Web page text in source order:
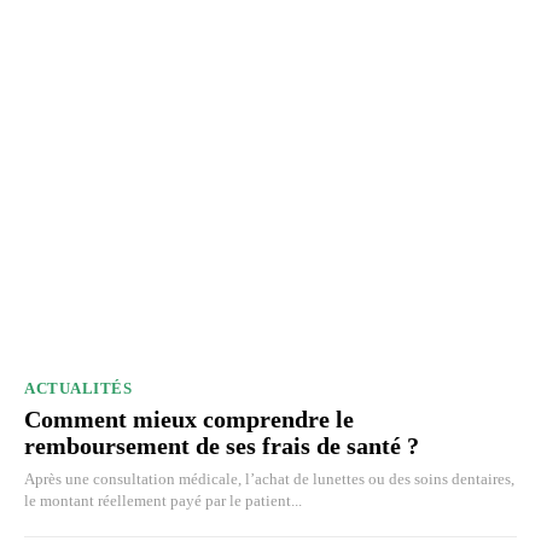
ACTUALITÉS
Comment mieux comprendre le
remboursement de ses frais de santé ?
Après une consultation médicale, l’achat de lunettes ou des soins dentaires,
le montant réellement payé par le patient...